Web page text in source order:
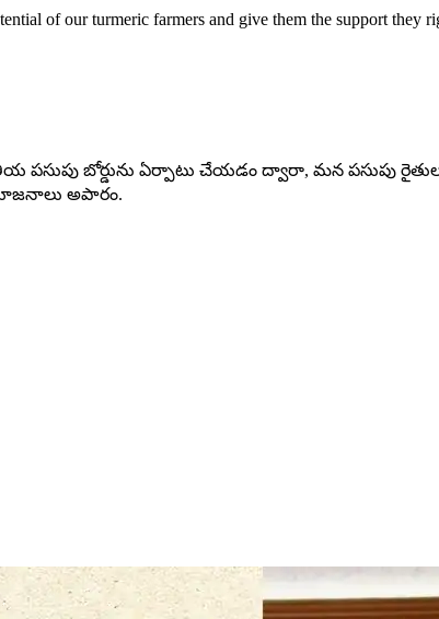
of our turmeric farmers and give them the support they
బోర్డు‌ను ఏర్పాటు చేయడం ద్వారా, మన పసుపు
అపారం.